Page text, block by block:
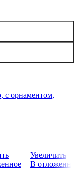
бахрома
с орнаментом,
Увеличить
В